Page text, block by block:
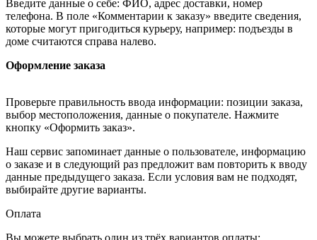
Введите данные о себе: ФИО, адрес доставки, номер
телефона. В поле «Комментарии к заказу» введите сведения,
которые могут пригодиться курьеру, например: подъезды в
доме считаются справа налево.
Оформление заказа
Проверьте правильность ввода информации: позиции заказа,
выбор местоположения, данные о покупателе. Нажмите
кнопку «Оформить заказ».
Наш сервис запоминает данные о пользователе, информацию
о заказе и в следующий раз предложит вам повторить к вводу
данные предыдущего заказа. Если условия вам не подходят,
выбирайте другие варианты.
Оплата
Вы можете выбрать один из трёх вариантов оплаты: